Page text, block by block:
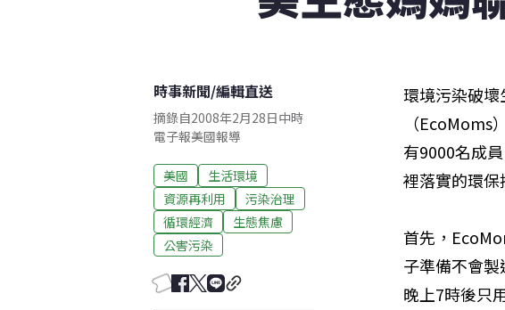
時事新聞/編輯直送
摘錄自2008年2月28日中時
電子報美國報導
美國
生活環境
資源再利用
污染治理
循環經濟
生態焦慮
公害污染
環境污染破壞
（
有9000名成
裡落實的環保
首先，
子準備不會
晚上7時後只